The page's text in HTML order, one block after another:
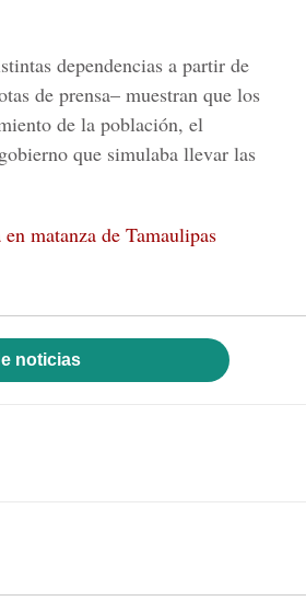
dependencias a partir de
de prensa– muestran que los
de la población, el
que simulaba llevar las
matanza de Tamaulipas
noticias